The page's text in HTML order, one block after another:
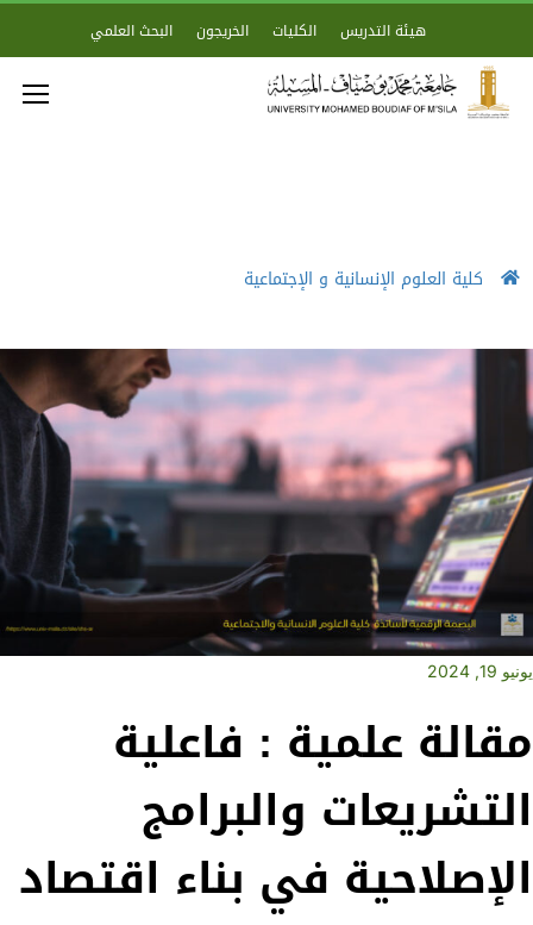
هيئة التدريس الكليات الخريجون البحث العلمي
كلية العلوم الإنسانية و الإجتماعية
يونيو 19, 2024
مقالة علمية : فاعلية
التشريعات والبرامج
الإصلاحية في بناء اقتصاد